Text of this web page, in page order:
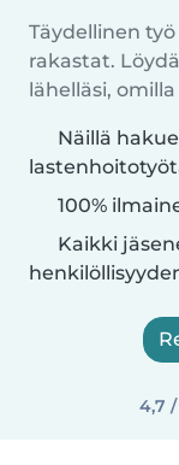
Täydellinen
rakastat.
lähelläsi,
Näillä
100%
Kaikki
4,7 /